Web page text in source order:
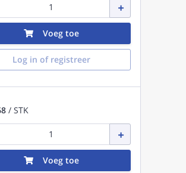
Voeg toe
Log in of registreer
/ STK
Voeg toe